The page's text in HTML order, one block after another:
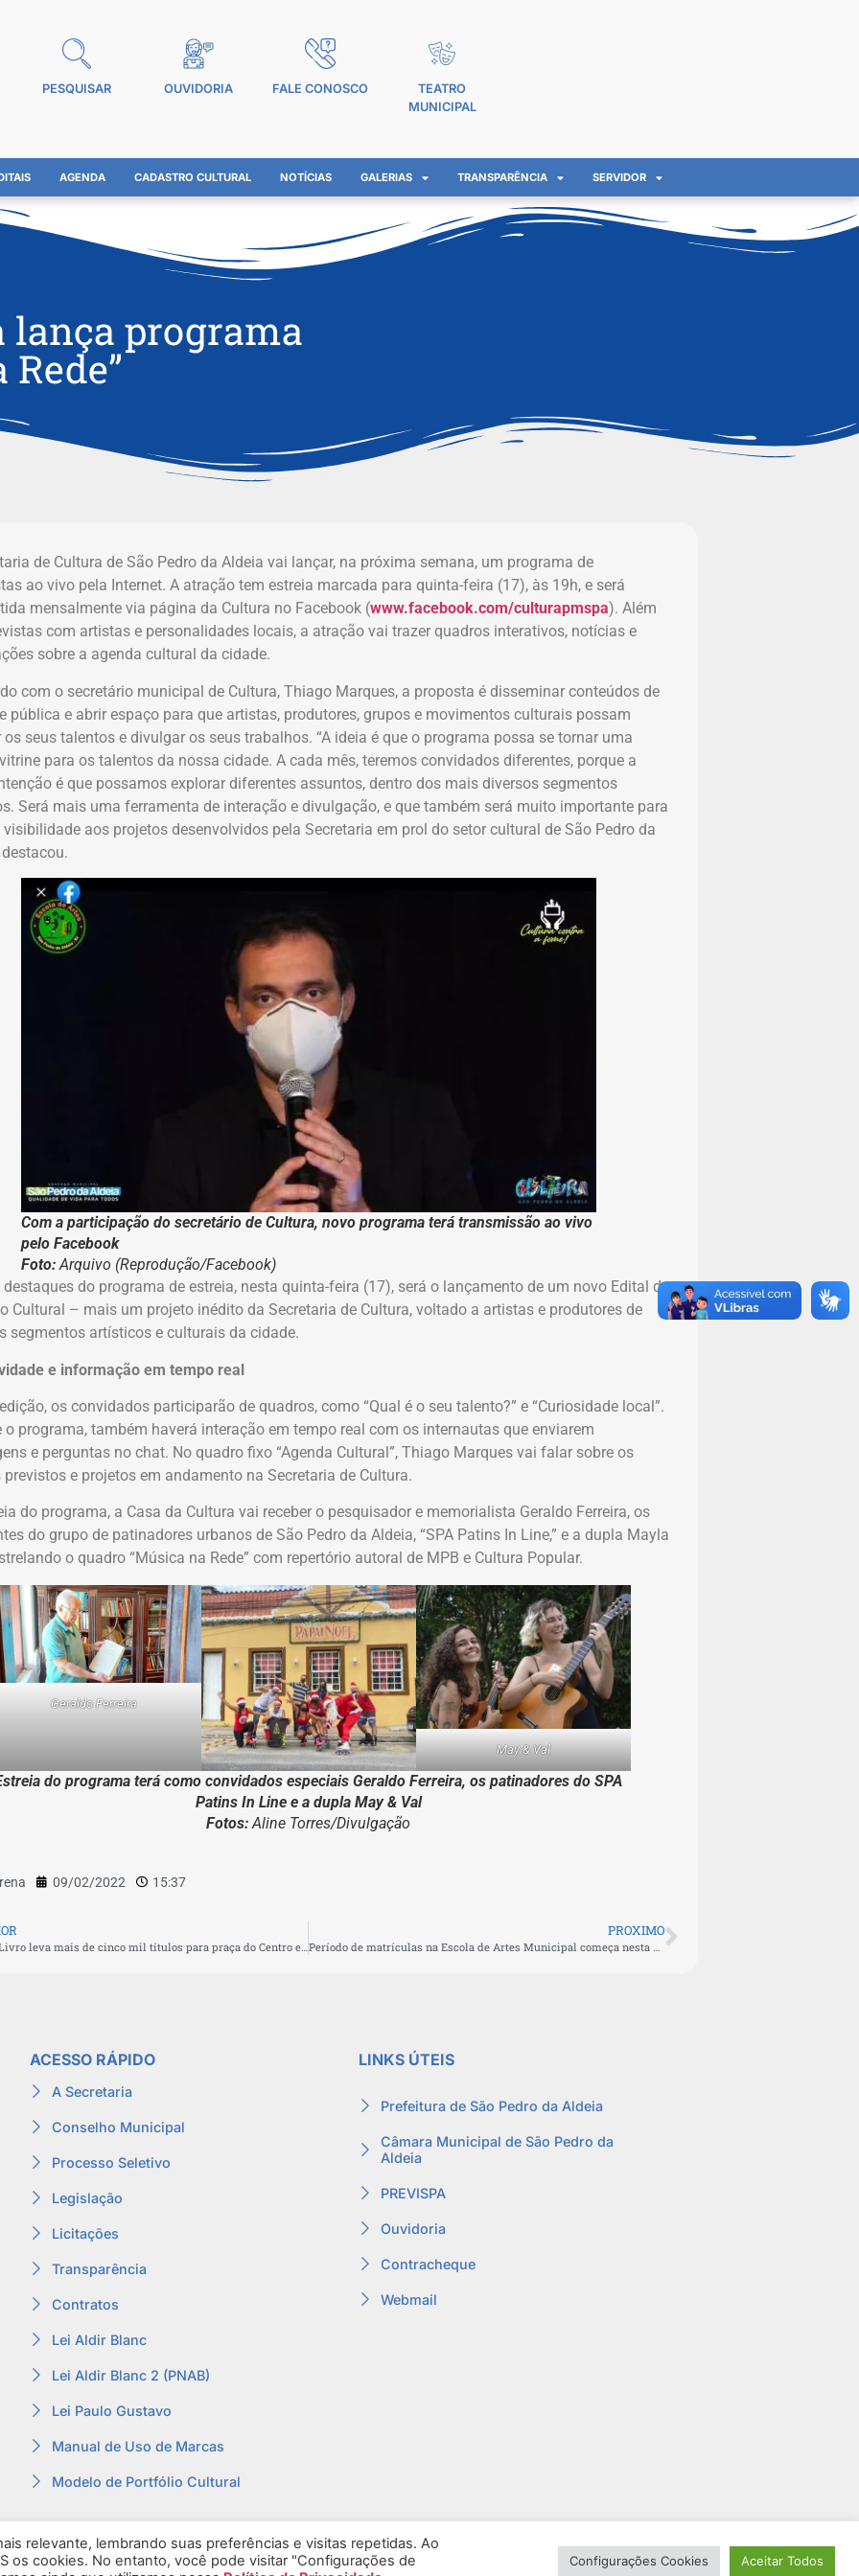
PESQUISAR OUVIDORIA FALE CONOSCO
TEATRO
MUNICIPAL
AGENDA CADASTRO CULTURAL NOTÍCIAS GALERIAS TRANSPARÊNCIA SERVIDOR
lança programa
de Cultura de São Pedro da Aldeia vai lançar, na próxima semana, um programa de
ao vivo pela Internet. A atração tem estreia marcada para quinta-feira (17), às 19h, e será
mensalmente via página da Cultura no Facebook (www.facebook.com/culturapmspa). Além
com artistas e personalidades locais, a atração vai trazer quadros interativos, notícias e
sobre a agenda cultural da cidade.
com o secretário municipal de Cultura, Thiago Marques, a proposta é disseminar conteúdos de
pública e abrir espaço para que artistas, produtores, grupos e movimentos culturais possam
os seus talentos e divulgar os seus trabalhos. “A ideia é que o programa possa se tornar uma
para os talentos da nossa cidade. A cada mês, teremos convidados diferentes, porque a
é que possamos explorar diferentes assuntos, dentro dos mais diversos segmentos
Será mais uma ferramenta de interação e divulgação, e que também será muito importante para
aos projetos desenvolvidos pela Secretaria em prol do setor cultural de São Pedro da
destacou.
Com a participação do secretário de Cultura, novo programa terá transmissão ao vivo
pelo Facebook
Foto:Arquivo (Reprodução/Facebook)
destaques do programa de estreia, nesta quinta-feira (17), será o lançamento de um novo Edital de
Cultural – mais um projeto inédito da Secretaria de Cultura, voltado a artistas e produtores de
segmentos artísticos e culturais da cidade.
e informação em tempo real
os convidados participarão de quadros, como “Qual é o seu talento?” e “Curiosidade local”.
o programa, também haverá interação em tempo real com os internautas que enviarem
e perguntas no chat. No quadro fixo “Agenda Cultural”, Thiago Marques vai falar sobre os
previstos e projetos em andamento na Secretaria de Cultura.
do programa, a Casa da Cultura vai receber o pesquisador e memorialista Geraldo Ferreira, os
do grupo de patinadores urbanos de São Pedro da Aldeia, “SPA Patins In Line,” e a dupla Mayla
o quadro “Música na Rede” com repertório autoral de MPB e Cultura Popular.
Geraldo Ferreira
May & Val
do programa terá como convidados especiais Geraldo Ferreira, os patinadores doSPA
Patins In Linee a dupla May & Val
Fotos: Aline Torres/Divulgação
09/02/2022 15:37
Feira do Livro leva mais de cinco mil títulos para praça do Centro em São Pedro da Aldeia
PROXIMO
ACESSO RÁPIDO
A Secretaria
Conselho Municipal
Processo Seletivo
Legislação
Licitações
Transparência
Contratos
Lei Aldir Blanc
Lei Aldir Blanc 2 (PNAB)
Lei Paulo Gustavo
Manual de Uso de Marcas
Modelo de Portfólio Cultural
LINKS ÚTEIS
Prefeitura de São Pedro da Aldeia
Câmara Municipal de São Pedro da
Aldeia
PREVISPA
Ouvidoria
Contracheque
Webmail
relevante, lembrando suas preferências e visitas repetidas. Ao
os cookies. No entanto, você pode visitar "Configurações de
Configurações Cookies Aceitar Todos